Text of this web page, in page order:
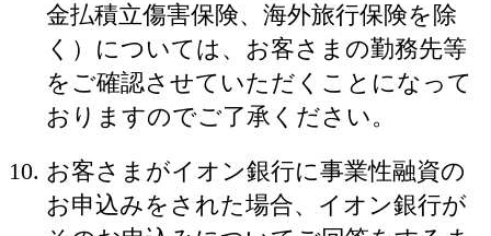
金払積立傷害保険、海外旅行保険を除
く）については、お客さまの勤務先等
をご確認させていただくことになって
おりますのでご了承ください。
お客さまがイオン銀行に事業性融資の
お申込みをされた場合、イオン銀行が